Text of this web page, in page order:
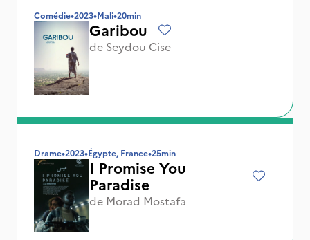
Comédie•2023•Mali•20min
Garibou
de Seydou Cise
Drame•2023•Égypte, France•25min
I Promise You
Paradise
de Morad Mostafa